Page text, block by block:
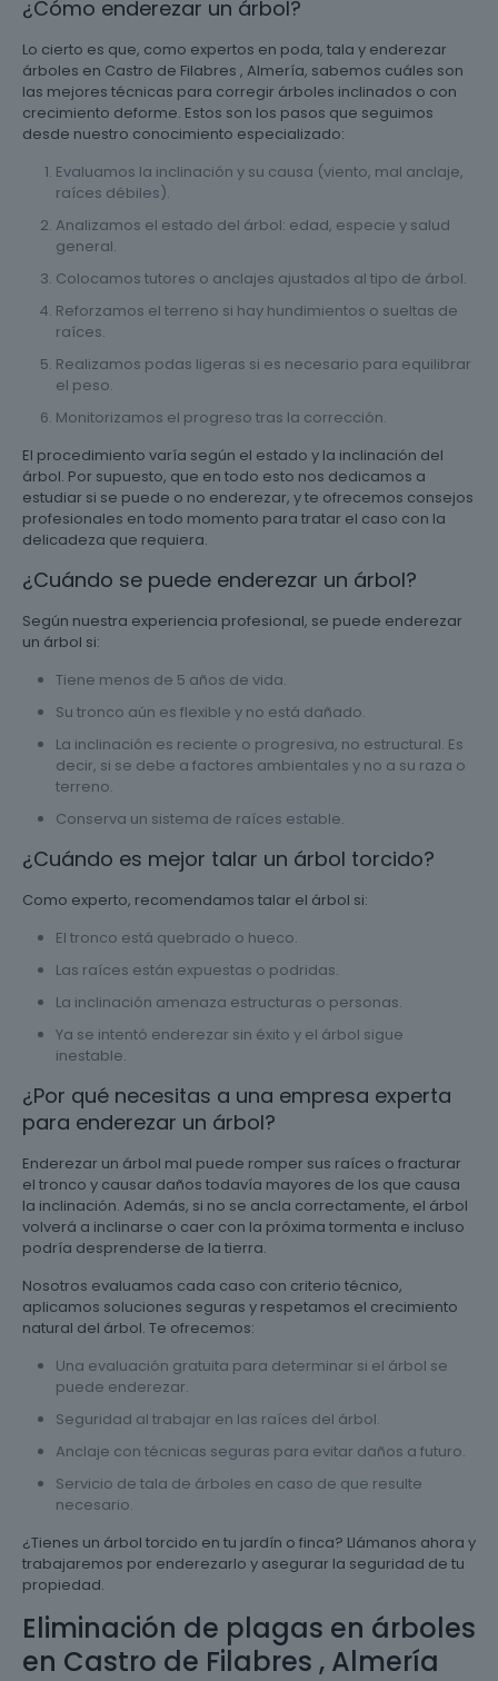
¿Cómo enderezar un árbol?
Lo cierto es que, como expertos en poda, tala y enderezar
árboles en Castro de Filabres , Almería, sabemos cuáles son
las mejores técnicas para corregir árboles inclinados o con
crecimiento deforme. Estos son los pasos que seguimos
desde nuestro conocimiento especializado:
Evaluamos la inclinación y su causa (viento, mal anclaje,
raíces débiles).
Analizamos el estado del árbol: edad, especie y salud
general.
Colocamos tutores o anclajes ajustados al tipo de árbol.
Reforzamos el terreno si hay hundimientos o sueltas de
raíces.
Realizamos podas ligeras si es necesario para equilibrar
el peso.
Monitorizamos el progreso tras la corrección.
El procedimiento varía según el estado y la inclinación del
árbol. Por supuesto, que en todo esto nos dedicamos a
estudiar si se puede o no enderezar, y te ofrecemos consejos
profesionales en todo momento para tratar el caso con la
delicadeza que requiera.
¿Cuándo se puede enderezar un árbol?
Según nuestra experiencia profesional, se puede enderezar
un árbol si:
Tiene menos de 5 años de vida.
Su tronco aún es flexible y no está dañado.
La inclinación es reciente o progresiva, no estructural. Es
decir, si se debe a factores ambientales y no a su raza o
terreno.
Conserva un sistema de raíces estable.
¿Cuándo es mejor talar un árbol torcido?
Como experto, recomendamos talar el árbol si:
El tronco está quebrado o hueco.
Las raíces están expuestas o podridas.
La inclinación amenaza estructuras o personas.
Ya se intentó enderezar sin éxito y el árbol sigue
inestable.
¿Por qué necesitas a una empresa experta
para enderezar un árbol?
Enderezar un árbol mal puede romper sus raíces o fracturar
el tronco y causar daños todavía mayores de los que causa
la inclinación. Además, si no se ancla correctamente, el árbol
volverá a inclinarse o caer con la próxima tormenta e incluso
podría desprenderse de la tierra.
Nosotros evaluamos cada caso con criterio técnico,
aplicamos soluciones seguras y respetamos el crecimiento
natural del árbol. Te ofrecemos:
Una evaluación gratuita para determinar si el árbol se
puede enderezar.
Seguridad al trabajar en las raíces del árbol.
Anclaje con técnicas seguras para evitar daños a futuro.
Servicio de tala de árboles en caso de que resulte
necesario.
¿Tienes un árbol torcido en tu jardín o finca? Llámanos ahora y
trabajaremos por enderezarlo y asegurar la seguridad de tu
propiedad.
Eliminación de plagas en árboles
en Castro de Filabres , Almería